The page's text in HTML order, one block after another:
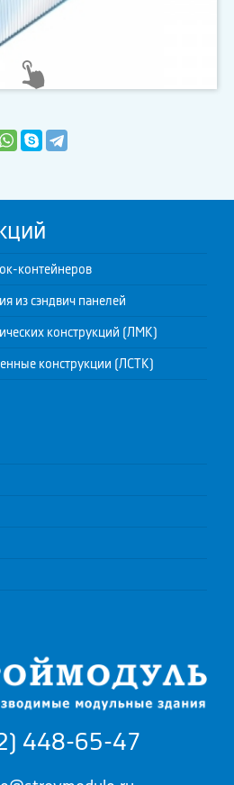
контейнеров
из сэндвич панелей
конструкций (ЛМК)
конструкции (ЛСТК)
448-65-47